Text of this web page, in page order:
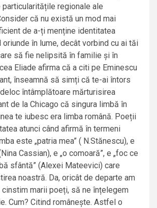
particularitățile regionale ale
că nu există un mod mai
de a-ți menține identitatea
oriunde în lume, decât vorbind cu ai tăi
să fie nelipsită în familie și în
Eliade afirma că a citi pe Eminescu
înseamnă să simți că te-ai întors
întâmplătoare mărturisirea
de la Chicago că singura limbă în
te iubesc era limba română. Poeții
atunci când afirmă în termeni
este „patria mea” ( N.Stănescu), e
Cassian), e „o comoară”, e „foc ce
sfântă” (Alexei Mateevici) care
noastră. Da, oricât de departe am
marii poeți, să ne înțelegem
Cum? Citind românește. Astfel o